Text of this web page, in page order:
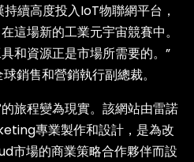
續高度投入IoT物聯網平台，
這場新的工業元宇宙競賽中。
和資源正是市場所需要的。”
銷售和營銷執行副總裁。
旅程變為現實。該網站由雷諾
專業製作和設計，是為改
市場的商業策略合作夥伴而設